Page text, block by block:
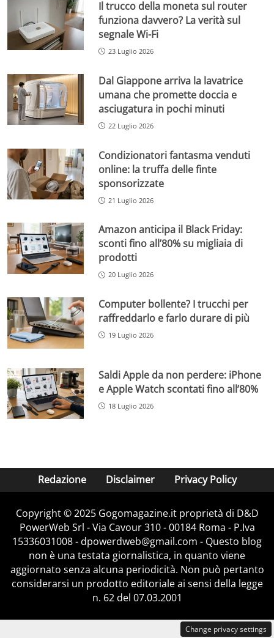
Il trucco della moneta sul router
funziona davvero? La verità sul
segnale Wi-Fi
23 Luglio 2026
Dal Giappone arriva la lavatrice
umana che promette doccia e
asciugatura in pochi minuti
22 Luglio 2026
Condizionatori fantasma venduti
online: la truffa delle finte
sponsorizzate
21 Luglio 2026
Amazon anticipa il Black Friday:
sconti fino all’80% su migliaia di
prodotti
20 Luglio 2026
Computer bollente? I trucchi per
raffreddarlo e farlo durare di più
19 Luglio 2026
Saldi Apple da non perdere: iPhone
e Apple Watch scontati fino all’80%
18 Luglio 2026
Redazione Disclaimer Privacy Policy
Copyright © 2025 Gogomagazine.it proprietà di D&D
PowerWeb Srl - Via Cavour 310 - 00184 Roma - P.Iva
15336031008 - dpowerdweb@gmail.com - Questo blog
non è una testata giornalistica, in quanto viene
aggiornato senza alcuna periodicità. Non può pertanto
considerarsi un prodotto editoriale ai sensi della legge
n. 62 del 07.03.2001
Change privacy settings